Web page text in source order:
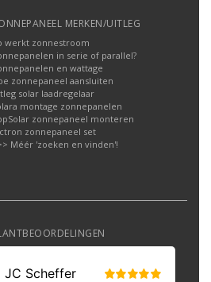
MERKEN/UITLEG
werkt zonnestroom
in serie of parallel?
en wattage
zonnepaneel aansluiten
solar laadregelaar
montage zonnepanelen
zonnepaneel monteren
zonnepaneel set
Méér 'zoeken en vinden'!